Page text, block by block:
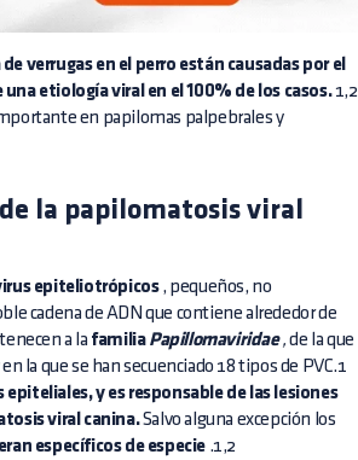
verrugas en el perro están causadas por el
unaetiología viral en el 100% de los casos.1,2
en papilomas palpebrales y
la papilomatosis viral
epiteliotrópicos, pequeños, no
cadena de ADN que contiene alrededor de
a la familiaPapillomaviridae, de la que
la que se han secuenciado 18 tipos de PVC.1
epiteliales, y es responsable de las lesiones
viral canina.Salvo alguna excepción los
específicos de especie .1,2